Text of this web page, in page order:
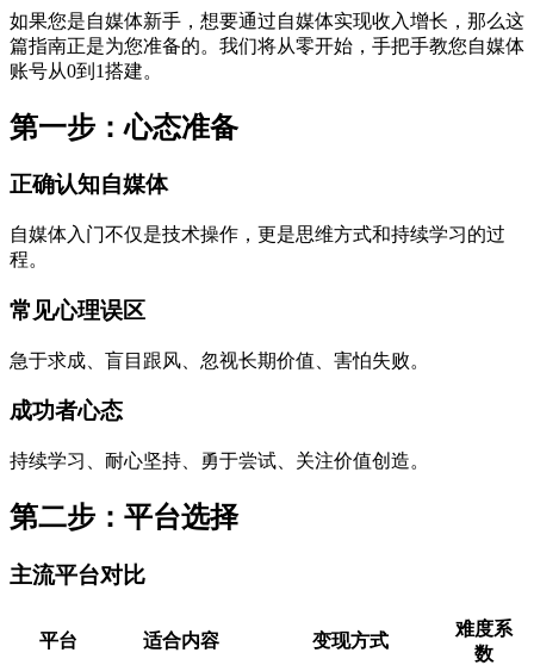
如果您是自媒体新手，想要通过自媒体实现收入增长，那么这
篇指南正是为您准备的。我们将从零开始，手把手教您自媒体
账号从0到1搭建。
第一步：心态准备
正确认知自媒体
自媒体入门不仅是技术操作，更是思维方式和持续学习的过
程。
常见心理误区
急于求成、盲目跟风、忽视长期价值、害怕失败。
成功者心态
持续学习、耐心坚持、勇于尝试、关注价值创造。
第二步：平台选择
主流平台对比
平台 适合内容 变现方式
难度系
数